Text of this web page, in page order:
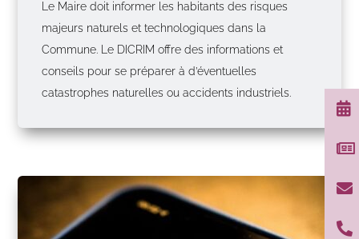




Le Maire doit informer les habitants des risques
majeurs naturels et technologiques dans la
Commune. Le DICRIM offre des informations et
conseils pour se préparer à d’éventuelles
catastrophes naturelles ou accidents industriels.